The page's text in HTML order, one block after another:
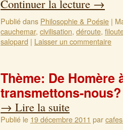
Continuer la lecture →
Publié dans Philosophie & Poésie |
cauchemar, civilisation, déroute,
salopard | Laisser un commentaire
Thème: De Homère
transmettons-nous?
→ Lire la suite
Publié le 19 décembre 2011 par